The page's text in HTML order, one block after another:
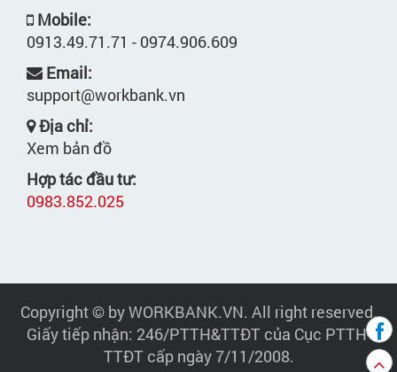
Mobile:
0913.49.71.71 - 0974.906.609
Email:
support@workbank.vn
Địa chỉ:
Xem bản đồ
Hợp tác đầu tư:
0983.852.025
Copyright © by WORKBANK.VN. All right reserved.
Giấy tiếp nhận: 246/PTTH&TTĐT của Cục PTTH-
TTĐT cấp ngày 7/11/2008.